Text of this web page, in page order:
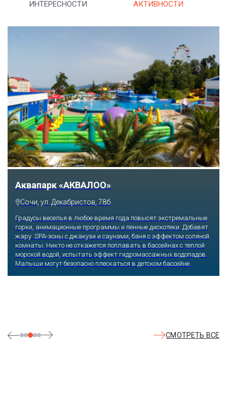
ИНТЕРЕСНОСТИ АКТИВНОСТИ
Тематический парк развлечений «Сочи
Парк»
Сочи, Олимпийский проспект, 21
Оказавшись здесь, словно попадаешь в сказку: встречаешь
любимых героев русского фольклора, получаешь возможность
сколько душе угодно кататься на аттракционах европейского
уровня. Гости участвуют в увлекательных квестах и творческих
СМОТРЕТЬ ВСЕ